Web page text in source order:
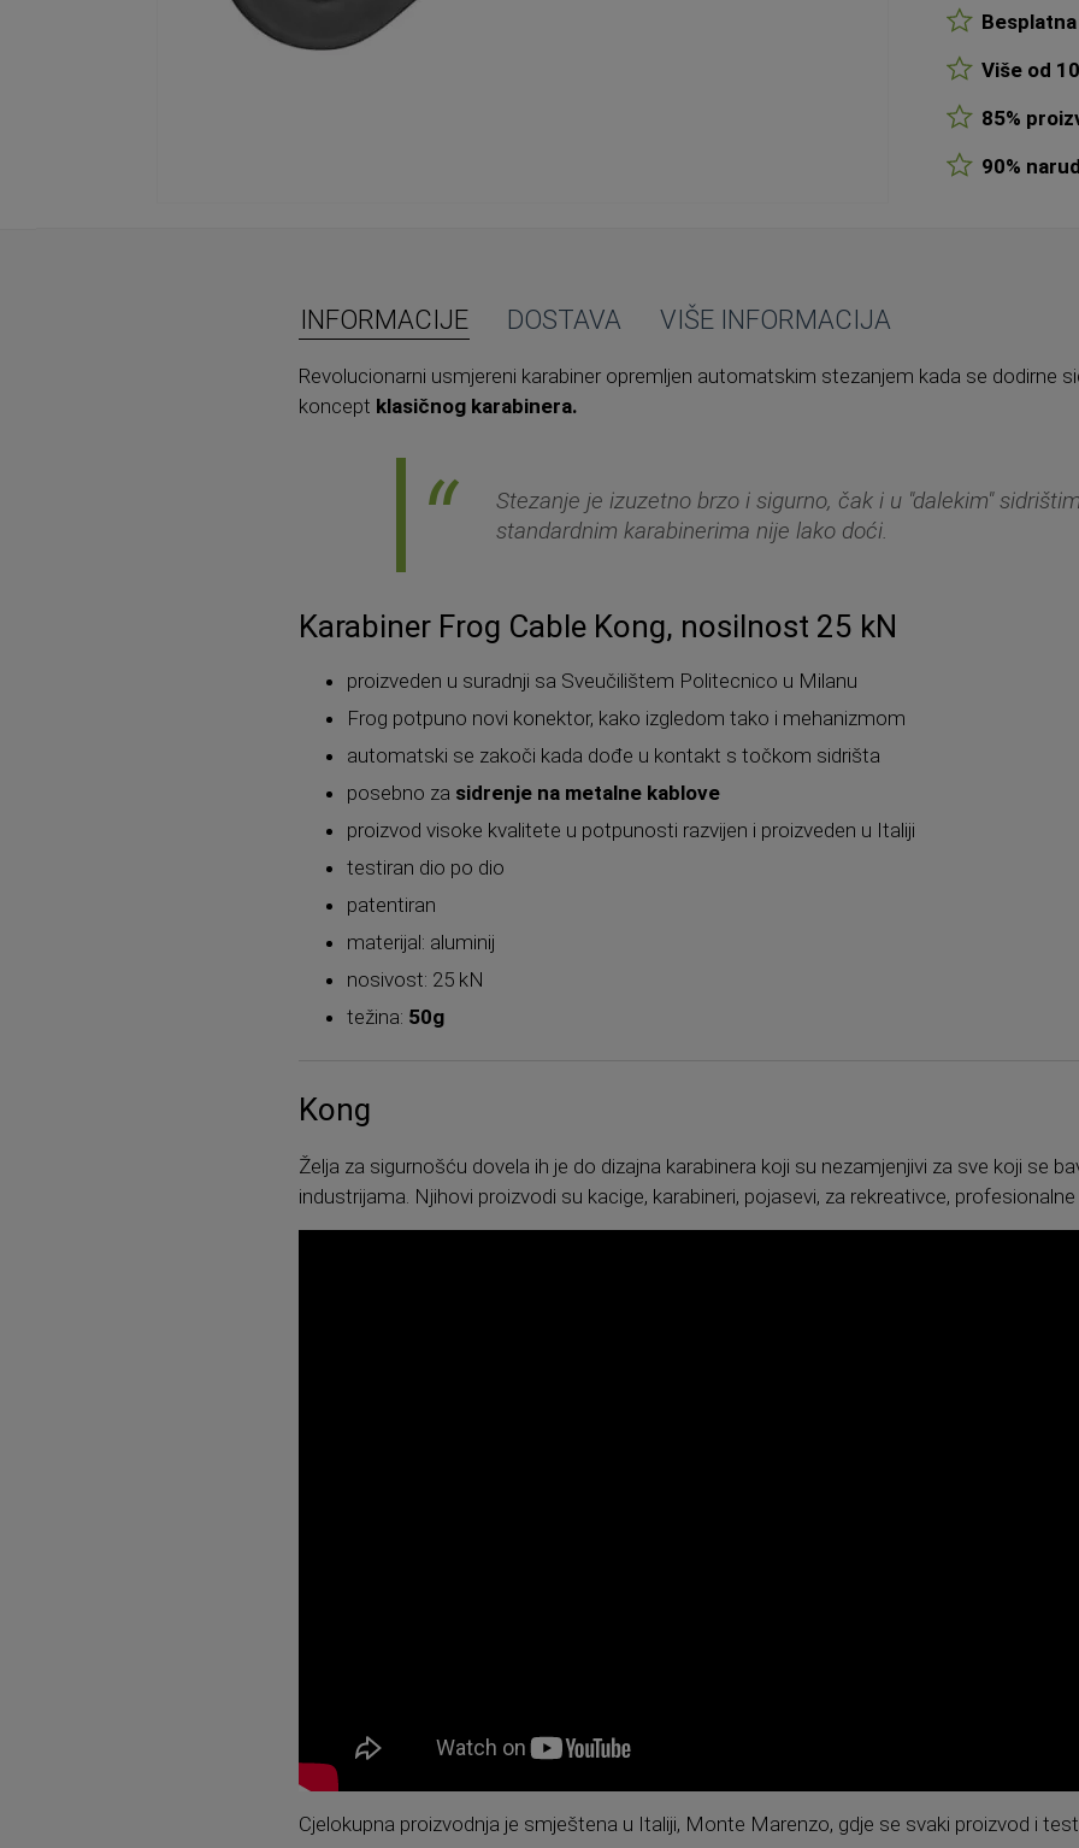
Više od
85%
90%
INFORMACIJE
Revolucionarni usmjereni karabiner opremljen automatskim stezanjem kada se dodirne
koncept klasičnog karabinera.
Stezanje je izuzetno brzo i sigurno, čak i u "dalekim"
standardnim karabinerima nije lako doći.
Karabiner Frog Cable Kong, nosilnost 25 kN
proizveden u suradnji sa Sveučilištem Politecnico u Milanu
Frog potpuno novi konektor, kako izgledom tako i mehanizmom
automatski se zakoči kada dođe u kontakt s točkom sidrišta
posebno za sidrenje na metalne kablove
proizvod visoke kvalitete u potpunosti razvijen i proizveden u Italiji
testiran dio po dio
patentiran
materijal: aluminij
nosivost: 25 kN
težina: 50g
Kong
Želja za sigurnošću dovela ih je do dizajna karabinera koji su nezamjenjivi za sve koji se
industrijama. Njihovi proizvodi su kacige, karabineri, pojasevi, za rekreativce,
Cjelokupna proizvodnja je smještena u Italiji, Monte Marenzo, gdje se svaki proizvod i
DOSTAVA VIŠE INFORMACIJA